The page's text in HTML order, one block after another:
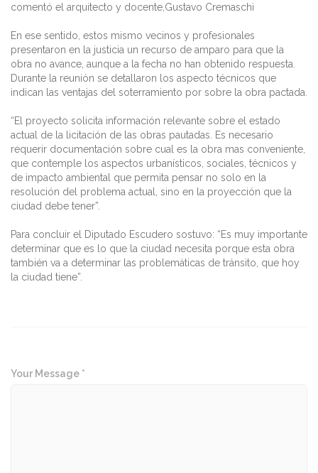
comentó el arquitecto y docente,Gustavo Cremaschi
En ese sentido, estos mismo vecinos y profesionales
presentaron en la justicia un recurso de amparo para que la
obra no avance, aunque a la fecha no han obtenido respuesta.
Durante la reunión se detallaron los aspecto técnicos que
indican las ventajas del soterramiento por sobre la obra pactada.
“El proyecto solicita información relevante sobre el estado
actual de la licitación de las obras pautadas. Es necesario
requerir documentación sobre cual es la obra mas conveniente,
que contemple los aspectos urbanísticos, sociales, técnicos y
de impacto ambiental que permita pensar no solo en la
resolución del problema actual, sino en la proyección que la
ciudad debe tener”.
Para concluir el Diputado Escudero sostuvo: “Es muy importante
determinar que es lo que la ciudad necesita porque esta obra
también va a determinar las problemáticas de tránsito, que hoy
la ciudad tiene”.
Your Message *